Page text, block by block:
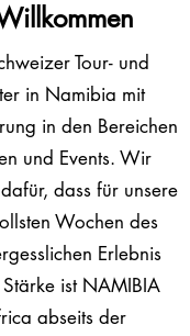
Tour- und
in Namibia mit
in den Bereichen
und Events. Wir
dass für unsere
Wochen des
Erlebnis
ist NAMIBIA
abseits der